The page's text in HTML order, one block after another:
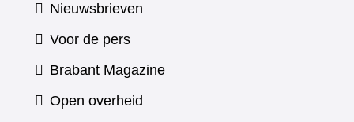
Nieuwsbrieven
Voor de pers
Brabant Magazine(verwijst
Open overheid